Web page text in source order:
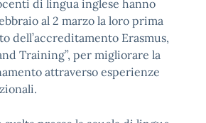
di lingua inglese hanno
al 2 marzo la loro prima
dell’accreditamento Erasmus,
Training”, per migliorare la
attraverso esperienze